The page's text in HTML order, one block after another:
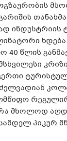
ინდუსტრიის
წლის
მხოლოდ
პიკურ